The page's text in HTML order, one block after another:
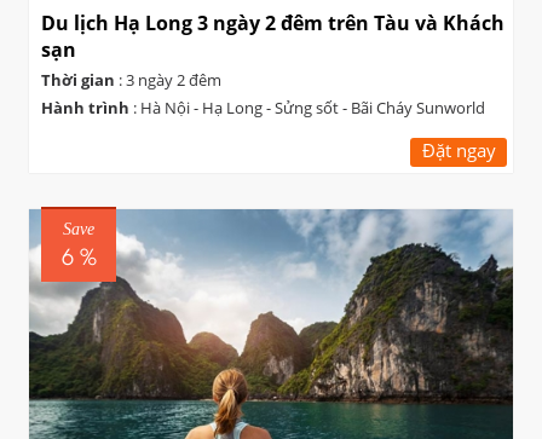
Du lịch Hạ Long 3 ngày 2 đêm trên Tàu và Khách
sạn
Thời gian : 3 ngày 2 đêm
Hành trình : Hà Nội - Hạ Long - Sửng sốt - Bãi Cháy Sunworld
Đặt ngay
Save
6 %